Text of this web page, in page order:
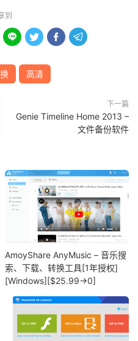
到
   
高清
下一篇
Genie Timeline Home 2013 –
文件备份软件
AmoyShare AnyMusic – 音乐搜
索、下载、转换工具[1年授权]
[Windows][$25.99→0]